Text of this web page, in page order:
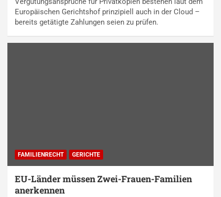
Europäischen Gerichtshof prinzipiell auch in der Cloud –
bereits getätigte Zahlungen seien zu prüfen.
FAMILIENRECHT GERICHTE
EU-Länder müssen Zwei-Frauen-Familien
anerkennen